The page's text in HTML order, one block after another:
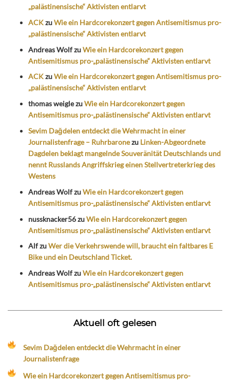
„palästinensische“ Aktivisten entlarvt
ACKzuWie ein Hardcorekonzert gegen Antisemitismus pro-
„palästinensische“ Aktivisten entlarvt
Andreas WolfzuWie ein Hardcorekonzert gegen
Antisemitismus pro-„palästinensische“ Aktivisten entlarvt
ACKzuWie ein Hardcorekonzert gegen Antisemitismus pro-
„palästinensische“ Aktivisten entlarvt
thomas weiglezuWie ein Hardcorekonzert gegen
Antisemitismus pro-„palästinensische“ Aktivisten entlarvt
Sevim Dağdelen entdeckt die Wehrmacht in einer
Journalistenfrage – Ruhrbaronezu Linken-Abgeordnete
Dagdelen beklagt mangelnde Souveränität Deutschlands und
nennt Russlands Angriffskrieg einen Stellvertreterkrieg des
Westens
Andreas WolfzuWie ein Hardcorekonzert gegen
Antisemitismus pro-„palästinensische“ Aktivisten entlarvt
nussknacker56zuWie ein Hardcorekonzert gegen
Antisemitismus pro-„palästinensische“ Aktivisten entlarvt
AlfzuWer die Verkehrswende will, braucht ein faltbares E
Bike und ein Deutschland Ticket.
Andreas WolfzuWie ein Hardcorekonzert gegen
Antisemitismus pro-„palästinensische“ Aktivisten entlarvt
Aktuell oft gelesen
Sevim Dağdelen entdeckt die Wehrmacht in einer
Journalistenfrage
Wie ein Hardcorekonzert gegen Antisemitismus pro-